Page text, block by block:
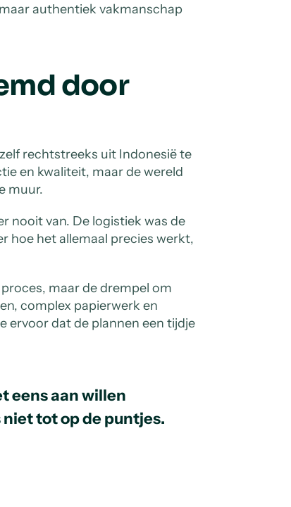
authentiek vakmanschap
door
rechtstreeks uit Indonesië te
en kwaliteit, maar de wereld
muur.
nooit van. De logistiek was de
hoe het allemaal precies werkt,
maar de drempel om
complex papierwerk en
ervoor dat de plannen een tijdje
eens aan willen
tot op de puntjes.